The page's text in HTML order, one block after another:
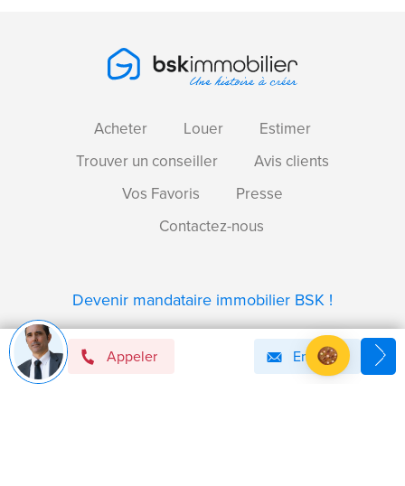
Appeler Email
Acheter Louer
Estimer
Trouver un conseiller
Avis clients
Vos Favoris
Presse
Contactez-nous
Devenir mandataire immobilier BSK !